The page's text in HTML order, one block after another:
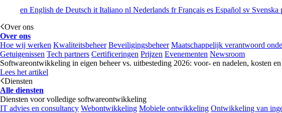
en English de Deutsch it Italiano nl Nederlands frFrançais es Español sv Svenska
Over ons
Over ons
Hoe wij werken Kwaliteitsbeheer Beveiligingsbeheer Maatschappelijk verantwoord
Getuigenissen Tech partners Certificeringen Prijzen Evenementen Newsroom
Softwareontwikkeling in eigen beheer vs. uitbesteding 2026: voor- en nadelen, kosten
Lees het artikel
Diensten
Alle diensten
Diensten voor volledige softwareontwikkeling
IT advies en consultancy Webontwikkeling Mobiele ontwikkeling Ontwikkeling van